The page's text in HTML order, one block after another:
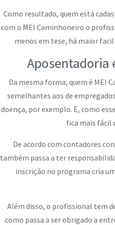
Como resultado, quem está
com o MEI Caminhoneiro o
menos em tese, há maior
Aposentadoria
Da mesma forma, quem é MEI
semelhantes aos de
doença, por exemplo. E, como
fica mais fácil
De acordo com contadores
também passa a ter
inscrição no programa cria
Além disso, o profissional tem
como passa a ser obrigado a